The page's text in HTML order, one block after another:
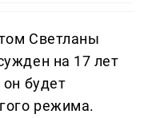
Светланы
на 17 лет
будет
режима.